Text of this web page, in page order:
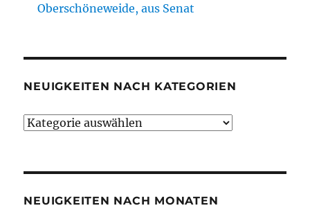
Oberschöneweide, aus Senat
NEUIGKEITEN NACH KATEGORIEN
Neuigkeiten
NEUIGKEITEN NACH MONATEN